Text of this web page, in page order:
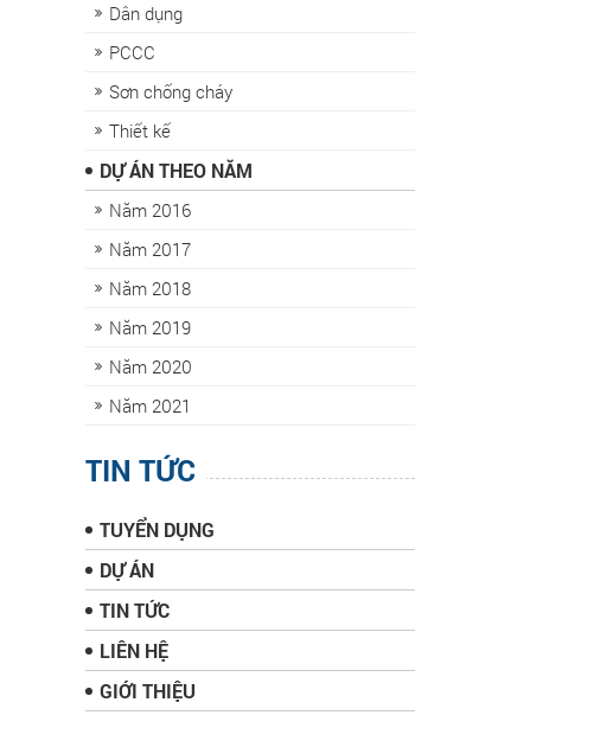
Dân dụng
PCCC
Sơn chống cháy
Thiết kế
DỰ ÁN THEO NĂM
Năm 2016
Năm 2017
Năm 2018
Năm 2019
Năm 2020
Năm 2021
TIN TỨC
TUYỂN DỤNG
DỰ ÁN
TIN TỨC
LIÊN HỆ
GIỚI THIỆU